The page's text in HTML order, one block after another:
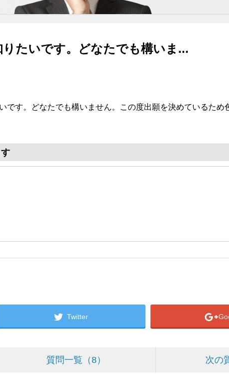
たいです。どなたでも構いま...
です。どなたでも構いません。この度出願を決めているため
Twitter
質問一覧 8 次の